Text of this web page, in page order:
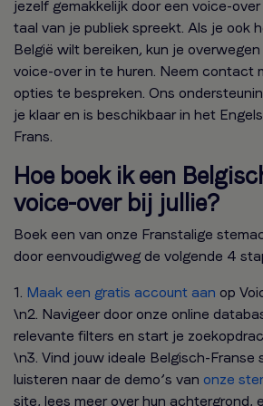
jezelf gemakkelijk door een voice-
taal van je publiek spreekt. Als je ook
België wilt bereiken, kun je
voice-over in te huren. Neem contact
opties te bespreken. Ons
je klaar en is beschikbaar in het
Frans.
Hoe boek ik een
voice-over bij jullie?
Boek een van onze Franstalige
door eenvoudigweg de volgende 4
1. Maak een gratis account aan op
\n2. Navigeer door onze online
relevante filters en start je
\n3. Vind jouw ideale Belgisch-
luisteren naar de demo’s van onze
site, lees meer over hun achtergrond,